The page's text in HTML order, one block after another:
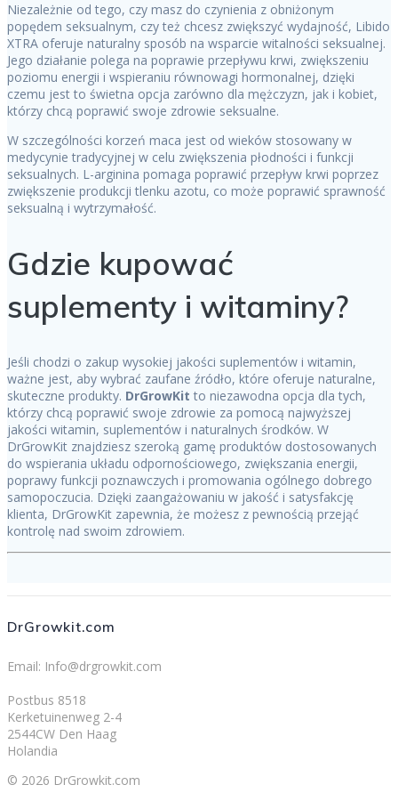
Niezależnie od tego, czy masz do czynienia z obniżonym
popędem seksualnym, czy też chcesz zwiększyć wydajność, Libido
XTRA oferuje naturalny sposób na wsparcie witalności seksualnej.
Jego działanie polega na poprawie przepływu krwi, zwiększeniu
poziomu energii i wspieraniu równowagi hormonalnej, dzięki
czemu jest to świetna opcja zarówno dla mężczyzn, jak i kobiet,
którzy chcą poprawić swoje zdrowie seksualne.
W szczególności korzeń maca jest od wieków stosowany w
medycynie tradycyjnej w celu zwiększenia płodności i funkcji
seksualnych. L-arginina pomaga poprawić przepływ krwi poprzez
zwiększenie produkcji tlenku azotu, co może poprawić sprawność
seksualną i wytrzymałość.
Gdzie kupować
suplementy i witaminy?
Jeśli chodzi o zakup wysokiej jakości suplementów i witamin,
ważne jest, aby wybrać zaufane źródło, które oferuje naturalne,
skuteczne produkty. DrGrowKit to niezawodna opcja dla tych,
którzy chcą poprawić swoje zdrowie za pomocą najwyższej
jakości witamin, suplementów i naturalnych środków. W
DrGrowKit znajdziesz szeroką gamę produktów dostosowanych
do wspierania układu odpornościowego, zwiększania energii,
poprawy funkcji poznawczych i promowania ogólnego dobrego
samopoczucia. Dzięki zaangażowaniu w jakość i satysfakcję
klienta, DrGrowKit zapewnia, że możesz z pewnością przejąć
kontrolę nad swoim zdrowiem.
DrGrowkit.com
Email: Info@drgrowkit.com
Postbus 8518
Kerketuinenweg 2-4
2544CW Den Haag
Holandia
© 2026 DrGrowkit.com